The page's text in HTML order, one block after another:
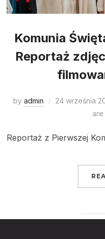
Komunia
Reportaż
by admin 24 września
Reportaż z Pierwszej